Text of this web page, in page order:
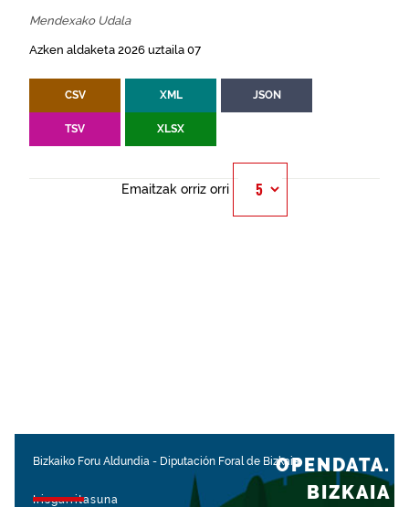
Mendexako Udala
Azken aldaketa 2026 uztaila 07
CSV XML JSON
TSV XLSX
Emaitzak orriz orri
Bizkaiko Foru Aldundia - Diputación Foral de Bizkaia
Irisgarritasuna
OPENDATA.
BIZKAIA